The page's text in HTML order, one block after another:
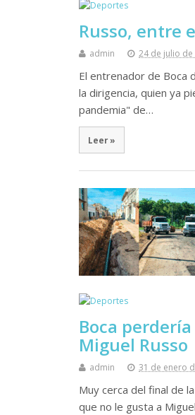
Russo, entre
admin 24 de julio de
El entrenador de Boca
la dirigencia, quien ya
pandemia" de…
Leer »
Boca
Miguel Russo
admin 31 de enero
Muy cerca del final de
que no le gusta a